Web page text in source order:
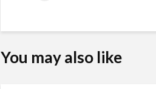
You may also like